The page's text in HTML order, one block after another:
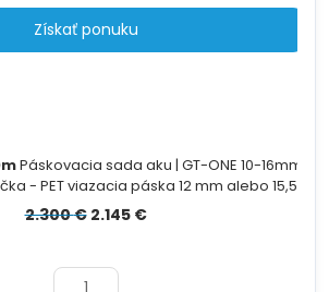
Získať ponuku
Páskovacia sada aku | GT-ONE 10-16mm
- PET viazacia páska 12 mm alebo 15,5
pásky - 15,5×0,7mm/1750m
2.300€ Pôvodná
2.145 €Aktuálna